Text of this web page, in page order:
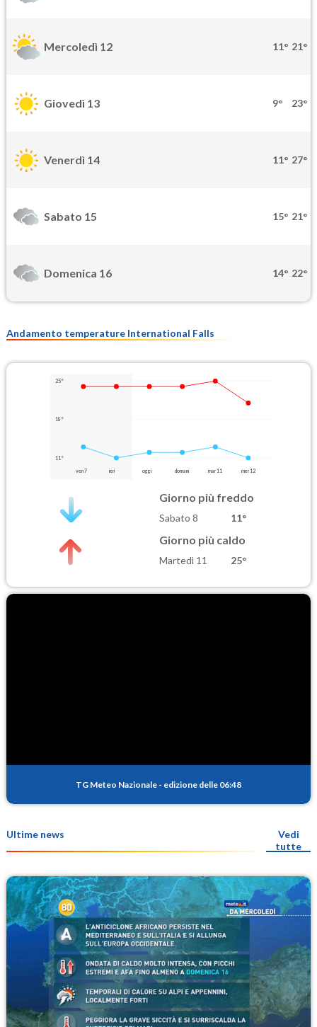
Mercoledì 12 11° 21°
Giovedì 13 9° 23°
Venerdì 14 11° 27°
Sabato 15 15° 21°
Domenica 16 14° 22°
Andamento temperature International Falls
25°
18°
11°
ven 7 ieri oggi domani mar 11 mer 12
Giorno più freddo
Sabato 8 11°
Giorno più caldo
Martedì 11 25°
TG Meteo Nazionale - edizione delle 06:48
Ultime news
Vedi
tutte